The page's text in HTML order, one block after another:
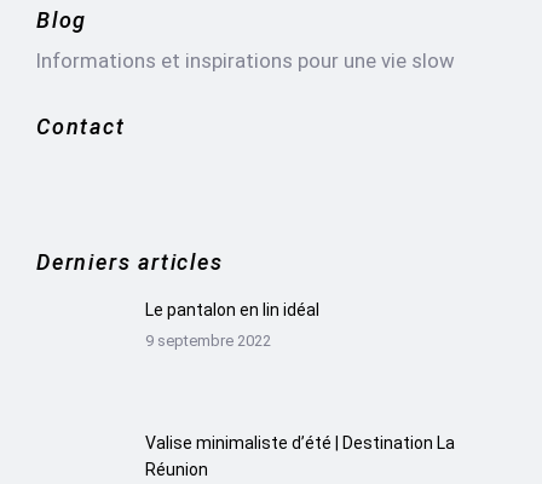
Blog
Informations et inspirations pour une vie slow
Contact
Derniers articles
Le pantalon en lin idéal
9 septembre 2022
Valise minimaliste d’été | Destination La
Réunion